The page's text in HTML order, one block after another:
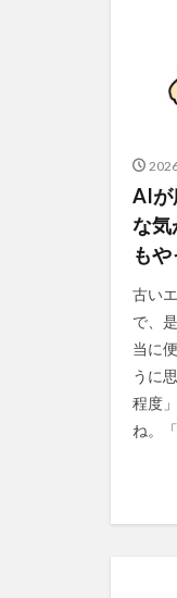
AIが
な気
も
古い
で、
当に
うに
程度
ね。